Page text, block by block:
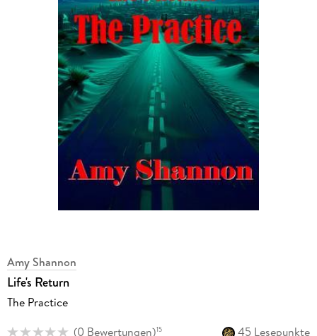
Amy Shannon
Life's Return
The Practice
(0 Bewertungen)15
45 Lesepunkte